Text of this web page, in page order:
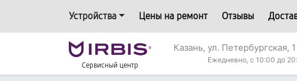
Устройства Цены на ремонт Отзывы
Сервисный центр
Казань, ул. Петербургская, 1
Ежедневно, с 10:00 до